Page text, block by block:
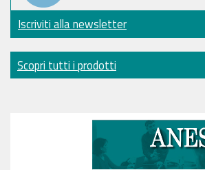
Iscriviti alla newsletter
Scopri tutti i prodotti